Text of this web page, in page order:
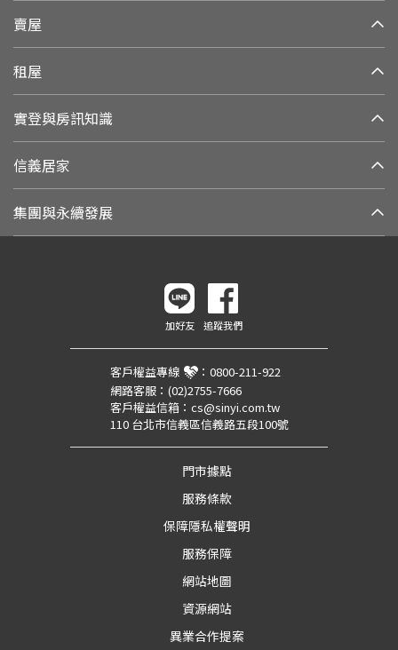
賣屋
租屋
實登與房訊知識
信義居家
集團與永續發展
加好友 追蹤我們
客戶權益專線 ： 0800-211-922
網路客服： (02)2755-7666
客戶權益信箱： cs@sinyi.com.tw
110 台北市信義區信義路五段100號
門市據點
服務條款
保障隱私權聲明
服務保障
網站地圖
資源網站
異業合作提案